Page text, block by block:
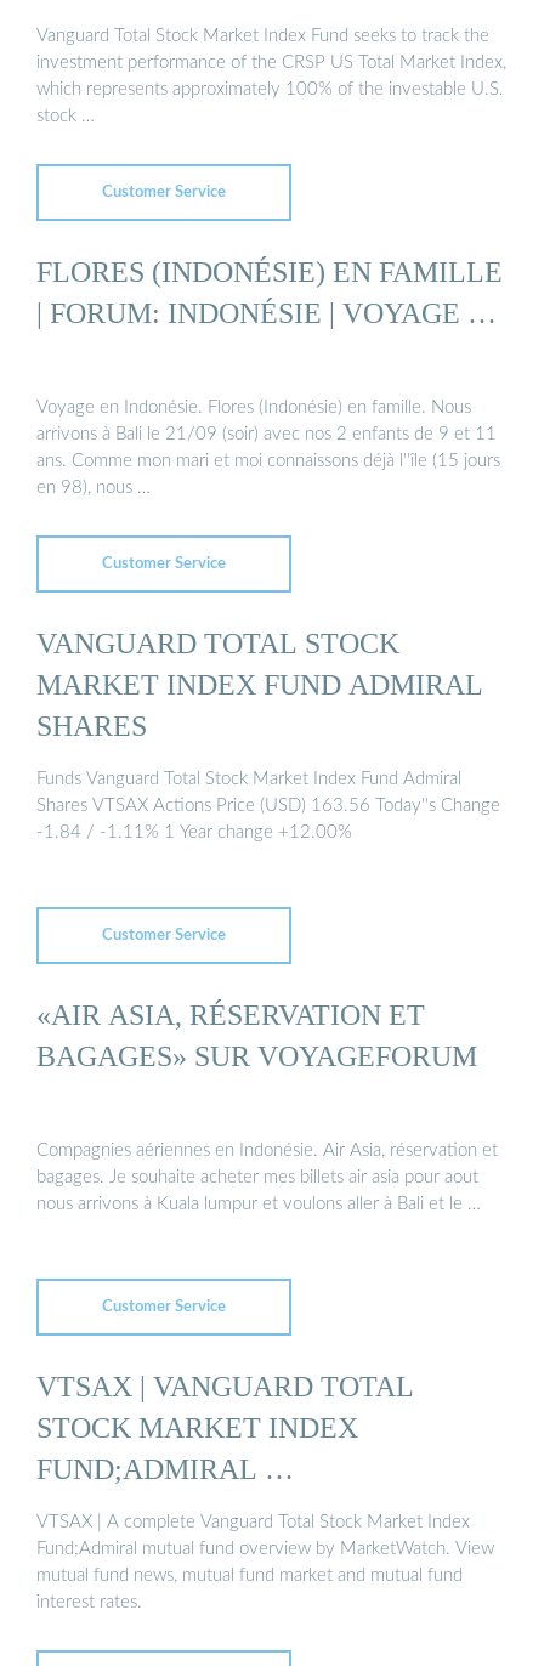
Vanguard Total Stock Market Index Fund seeks to track the
investment performance of the CRSP US Total Market Index,
which represents approximately 100% of the investable U.S.
stock …
Customer Service
FLORES (INDONÉSIE) EN FAMILLE
| FORUM: INDONÉSIE | VOYAGE …
Voyage en Indonésie. Flores (Indonésie) en famille. Nous
arrivons à Bali le 21/09 (soir) avec nos 2 enfants de 9 et 11
ans. Comme mon mari et moi connaissons déjà l''île (15 jours
en 98), nous …
Customer Service
VANGUARD TOTAL STOCK
MARKET INDEX FUND ADMIRAL
SHARES
Funds Vanguard Total Stock Market Index Fund Admiral
Shares VTSAX Actions Price (USD) 163.56 Today''s Change
-1.84 / -1.11% 1 Year change +12.00%
Customer Service
«AIR ASIA, RÉSERVATION ET
BAGAGES» SUR VOYAGEFORUM
Compagnies aériennes en Indonésie. Air Asia, réservation et
bagages. Je souhaite acheter mes billets air asia pour aout
nous arrivons à Kuala lumpur et voulons aller à Bali et le …
Customer Service
VTSAX | VANGUARD TOTAL
STOCK MARKET INDEX
FUND;ADMIRAL …
VTSAX | A complete Vanguard Total Stock Market Index
Fund;Admiral mutual fund overview by MarketWatch. View
mutual fund news, mutual fund market and mutual fund
interest rates.